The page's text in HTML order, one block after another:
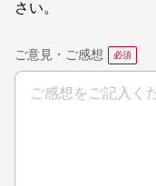
さい。
ご意見・ご感想